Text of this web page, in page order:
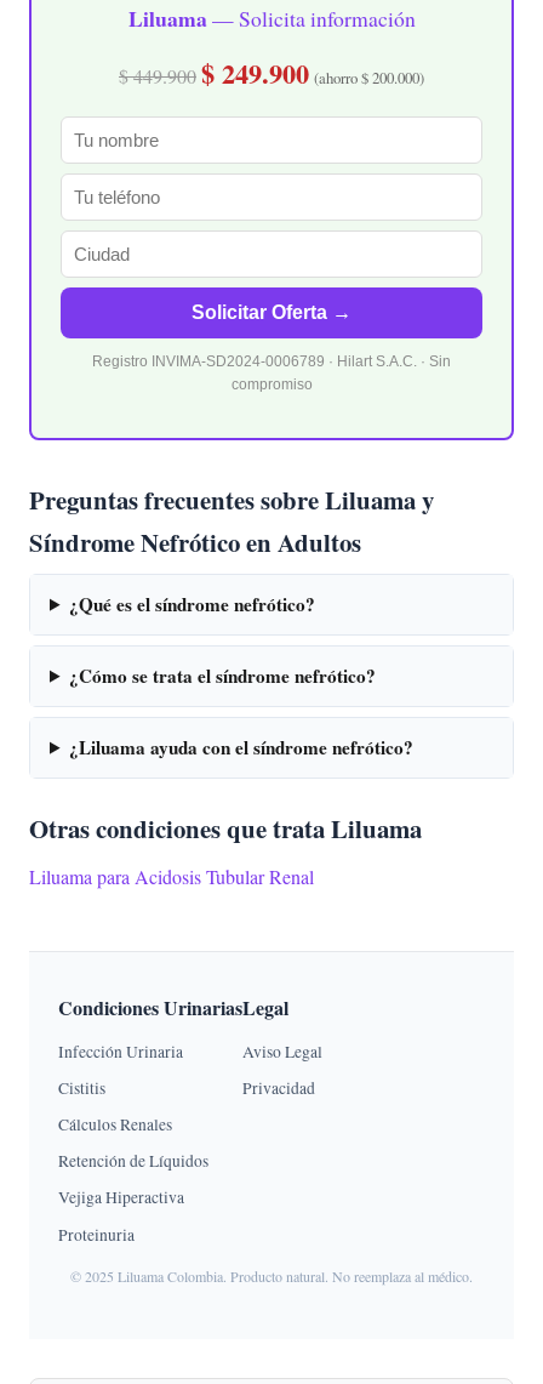
Liluama— Solicita información
$ 449.900$ 249.900 (ahorro $ 200.000)
Solicitar Oferta →
Registro INVIMA-SD2024-0006789 · Hilart S.A.C. · Sin
compromiso
Preguntas frecuentes sobre Liluama y
Síndrome Nefrótico en Adultos
¿Qué es el síndrome nefrótico?
¿Cómo se trata el síndrome nefrótico?
¿Liluama ayuda con el síndrome nefrótico?
Otras condiciones que trata Liluama
Liluama para Acidosis Tubular Renal
Condiciones Urinarias
Infección Urinaria
Cistitis
Cálculos Renales
Retención de Líquidos
Vejiga Hiperactiva
Proteinuria
Legal
Aviso Legal
Privacidad
© 2025 Liluama Colombia. Producto natural. No reemplaza al médico.